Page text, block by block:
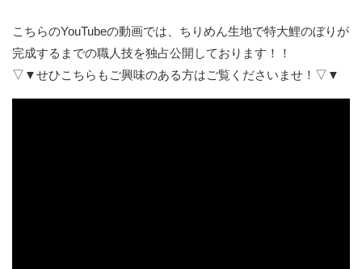
こちらのYouTubeの動画では、ちりめん生地で特大鯉のぼりが
完成するまでの職人技を独占公開しております！！
▽▼せひこちらもご興味のある方はご覧くださいませ！▽▼